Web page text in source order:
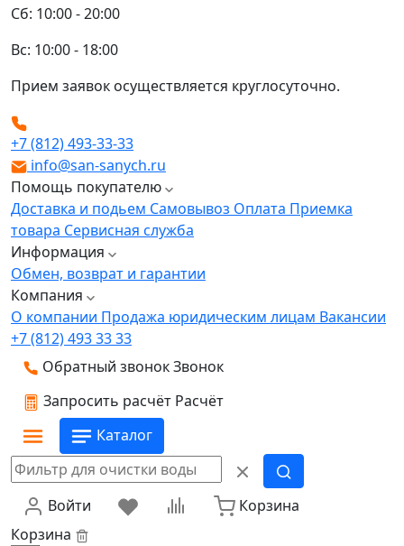
Сб: 10:00 - 20:00
Вс: 10:00 - 18:00
Прием заявок осуществляется круглосуточно.
+7 (812) 493-33-33
info@san-sanych.ru
Помощь покупателю
Доставка и подьем Самовывоз Оплата Приемка
товара Сервисная служба
Информация
Обмен, возврат и гарантии
Компания
О компании Продажа юридическим лицам Вакансии
+7 (812) 493 33 33
Обратный звонокЗвонок
Запросить расчёт Расчёт
Каталог
Войти
Корзина
Корзина